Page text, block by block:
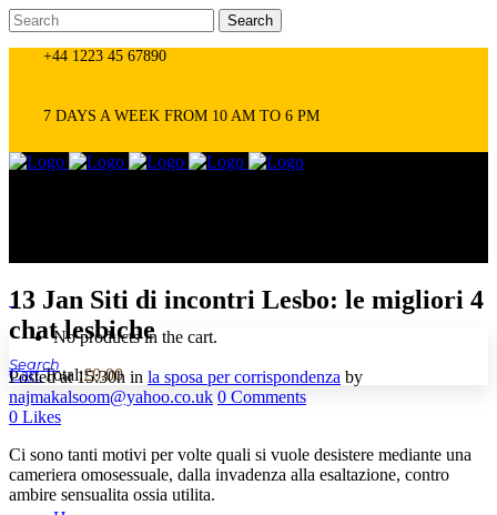
+44 1223 45 67890
7 DAYS A WEEK FROM 10 AM TO 6 PM
No products in the cart.
CartTotal:£0.00
13 Jan Siti di incontri Lesbo: le migliori 4
chat lesbiche
Posted at 15:30h in la sposa per corrispondenza by
najmakalsoom@yahoo.co.uk 0 Comments
0 Likes
Ci sono tanti motivi per volte quali si vuole desistere mediante una
cameriera omosessuale, dalla invadenza alla esaltazione, contro
ambire sensualita ossia utilita.